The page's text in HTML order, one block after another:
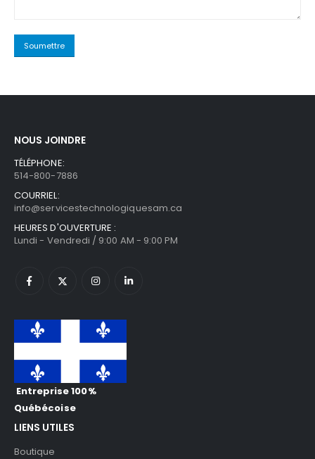
NOUS JOINDRE
TÉLÉPHONE:
514-800-7886
COURRIEL:
info@servicestechnologiquesam.ca
HEURES D'OUVERTURE :
Lundi - Vendredi / 9:00 AM - 9:00 PM
Entreprise 100%
Québécoise
LIENS UTILES
Boutique